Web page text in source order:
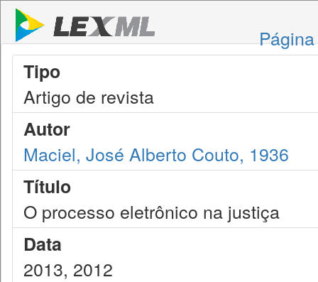
Tipo
Artigo de revista
Autor
Maciel, José Alberto Couto, 1936
Título
O processo eletrônico na justiça
Data
2013, 2012